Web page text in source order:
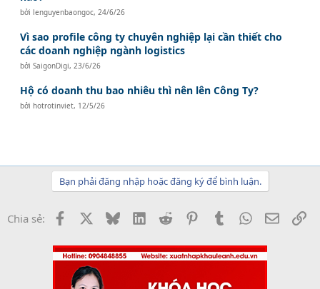
bởilenguyenbaongoc, 24/6/26
Vì sao profile công ty chuyên nghiệp lại cần thiết cho
các doanh nghiệp ngành logistics
bởiSaigonDigi, 23/6/26
Hộ có doanh thu bao nhiêu thì nên lên Công Ty?
bởihotrotinviet, 12/5/26
Bạn phải đăng nhập hoặc đăng ký để bình luận.
Chia sẻ: Facebook BlueskyLinkedInReddit PinterestTumblrWhatsApp
Email